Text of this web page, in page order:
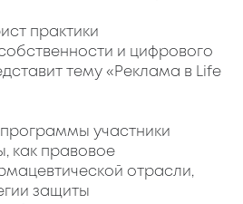
практики
и цифрового
тему «Реклама в Life
участники
как правовое
отрасли,
защиты